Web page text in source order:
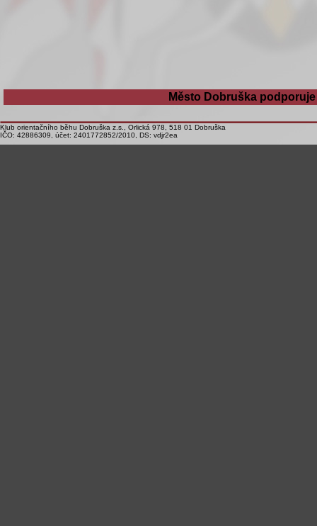
Město Dobruška
Klub orientačního běhu Dobruška z.s., Orlická 978, 518 01 Dobruška
IČO: 42886309, účet: 2401772852/2010, DS: vdjr2ea